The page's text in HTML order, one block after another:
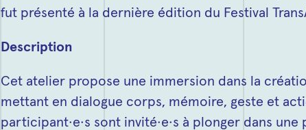
fut présenté à la dernière édition du Festival
Description
Cet atelier propose une immersion dans la
mettant en dialogue corps, mémoire, geste et
participant·e·s sont invité·e·s à plonger dans